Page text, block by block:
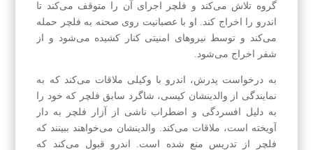
گروه تلاش می‌کند و فلچر اجرای آن را متوقف می‌کند تا
اندرو را اخراج کند. او با عصبانیت روی صحنه به فلچر حمله
می‌کند و توسط نیروهای امنیتی کنار کشیده می‌شود و از
شفر اخراج می‌شود.
به درخواست پدرش، اندرو با وکیلی ملاقات می‌کند که به
نمایندگی از والدینشان کیسی، شاگرد سابق فلچر که خود را
به دلیل افسردگی و اضطراب ناشی از آزار فلچر به دار
آویخته است، ملاقات می‌کند. والدینشان می‌خواهند ببینند که
فلچر از تدریس منع شده است. اندرو قبول می‌کند که